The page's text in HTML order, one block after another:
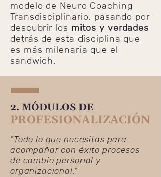
modelo de Neuro Coaching
Transdisciplinario, pasando por
descubrir los mitos y verdades
detrás de esta disciplina que
es más milenaria que el
sandwich.
2. MÓDULOS DE
PROFESIONALIZACIÓN
"Todo lo que necesitas para
acompañar con éxito procesos
de cambio personal y
organizacional."